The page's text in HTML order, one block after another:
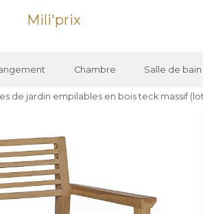
Mili'prix
Chambre Salle de bain
de jardin empilables en bois teck massif (lot